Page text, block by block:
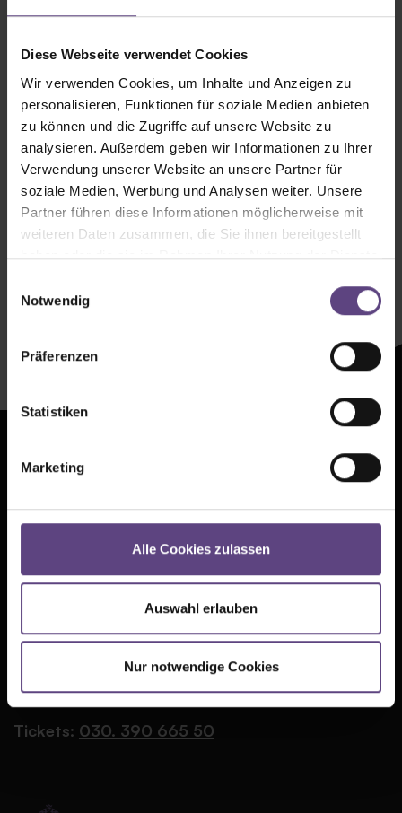
Diese Webseite verwendet Cookies
Wir verwenden Cookies, um Inhalte und Anzeigen zu
personalisieren, Funktionen für soziale Medien anbieten
zu können und die Zugriffe auf unsere Website zu
analysieren. Außerdem geben wir Informationen zu Ihrer
Verwendung unserer Website an unsere Partner für
soziale Medien, Werbung und Analysen weiter. Unsere
Partner führen diese Informationen möglicherweise mit
weiteren Daten zusammen, die Sie ihnen bereitgestellt
haben oder die sie im Rahmen Ihrer Nutzung der Dienste
Notwendig
Präferenzen
Statistiken
Marketing
Alle Cookies zulassen
Auswahl erlauben
Nur notwendige Cookies
Newsletter mit
FAQ Impressum
TIPI AM KANZLERAMT
Große Querallee
10557 Berlin
Tickets: 030. 390 665 50